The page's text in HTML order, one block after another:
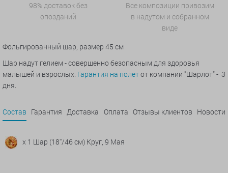
98% доставок без
опозданий
Все композиции привозим
в надутом и собранном
виде
Фольгированный шар, размер 45 см
Шар надут гелием - совершенно безопасным для здоровья
малышей и взрослых. Гарантия на полетот компании "Шарлот" - 3
дня.
Состав Гарантия Доставка Оплата Отзывы клиентов Новости
x 1 Шар (18''/46 см) Круг, 9 Мая